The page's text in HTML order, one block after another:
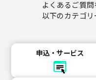
よくあるご質問
以下のカテゴリ
申込・サービス